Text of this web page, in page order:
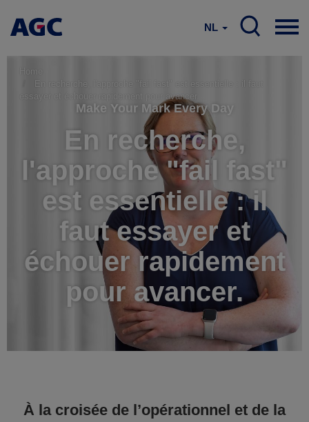
NL
Home
En recherche, l'approche "fail fast" est essentielle : il faut
essayer et échouer rapidement pour avancer.
Make Your Mark Every Day
En recherche,
l'approche "fail fast"
est essentielle : il
faut essayer et
échouer rapidement
pour avancer.
À la croisée de l’opérationnel et de la